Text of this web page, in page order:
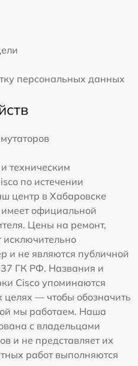
персональных данных
техническим
по истечении
центр в Хабаровске
официальной
Цены на ремонт,
исключительно
и не являются публичной
ГК РФ. Названия и
Cisco упоминаются
— чтобы обозначить
мы работаем. Наша
с владельцами
и не представляет их
работ выполняются